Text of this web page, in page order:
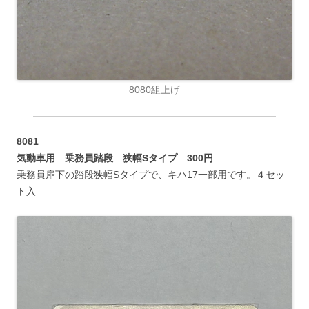
8080組上げ
8081
気動車用 乗務員踏段 狭幅Sタイプ 300円
乗務員扉下の踏段狭幅Sタイプで、キハ17一部用です。４セッ
ト入